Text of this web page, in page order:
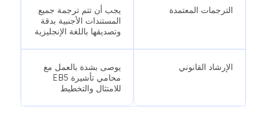
الترجمات المعتمدة
يجب أن تتم ترجمة جميع
المستندات الأجنبية بدقة
وتصديقها باللغة الإنجليزية
الإرشاد القانوني
يوصى بشدة بالعمل مع
محامي تأشيرة EB5
للامتثال والتخطيط